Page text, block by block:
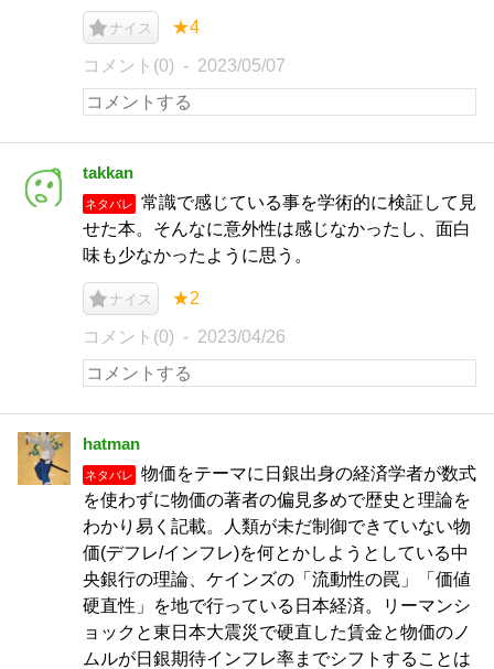
ナイス ★4
コメント(0) 2023/05/07
takkan
ネタバレ
常識で感じている事を学術的に検証して見
せた本。そんなに意外性は感じなかったし、面白
味も少なかったように思う。
ナイス ★2
コメント(0) 2023/04/26
hatman
ネタバレ
物価をテーマに日銀出身の経済学者が数式
を使わずに物価の著者の偏見多めで歴史と理論を
わかり易く記載。人類が未だ制御できていない物
価(デフレ/インフレ)を何とかしようとしている中
央銀行の理論、ケインズの「流動性の罠」「価値
硬直性」を地で行っている日本経済。リーマンシ
ョックと東日本大震災で硬直した賃金と物価のノ
ムルが日銀期待インフレ率までシフトすることは